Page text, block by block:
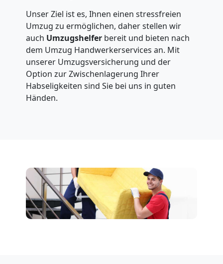
Unser Ziel ist es, Ihnen einen stressfreien
Umzug zu ermöglichen, daher stellen wir
auch Umzugshelfer bereit und bieten nach
dem Umzug Handwerkerservices an. Mit
unserer Umzugsversicherung und der
Option zur Zwischenlagerung Ihrer
Habseligkeiten sind Sie bei uns in guten
Händen.